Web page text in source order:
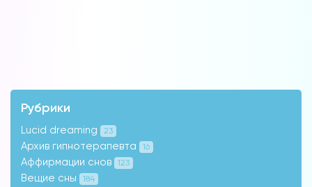
Рубрики
Lucid dreaming 23
Архив гипнотерапевта 16
Аффирмации снов 123
Вещие сны 184